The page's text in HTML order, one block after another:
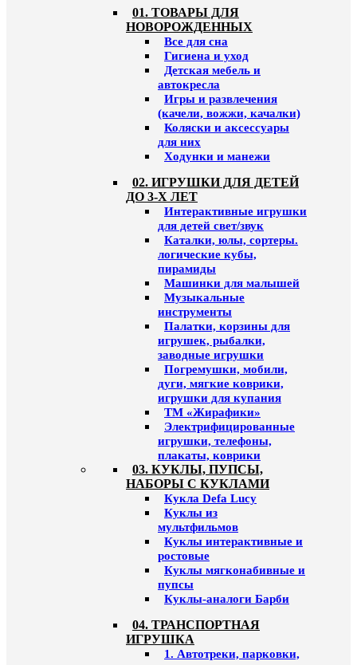
01. ТОВАРЫ ДЛЯ
НОВОРОЖДЕННЫХ
Все для сна
Гигиена и уход
Детская мебель и
автокресла
Игры и развлечения
(качели, вожжи, качалки)
Коляски и аксессуары
для них
Ходунки и манежи
02. ИГРУШКИ ДЛЯ ДЕТЕЙ
ДО 3-Х ЛЕТ
Интерактивные игрушки
для детей свет/звук
Каталки, юлы, сортеры.
логические кубы,
пирамиды
Машинки для малышей
Музыкальные
инструменты
Палатки, корзины для
игрушек, рыбалки,
заводные игрушки
Погремушки, мобили,
дуги, мягкие коврики,
игрушки для купания
ТМ «Жирафики»
Электрифицированные
игрушки, телефоны,
плакаты, коврики
03. КУКЛЫ, ПУПСЫ,
НАБОРЫ С КУКЛАМИ
Кукла Defa Lucy
Куклы из
мультфильмов
Куклы интерактивные и
ростовые
Куклы мягконабивные и
пупсы
Куклы-аналоги Барби
04. ТРАНСПОРТНАЯ
ИГРУШКА
1. Автотреки, парковки,